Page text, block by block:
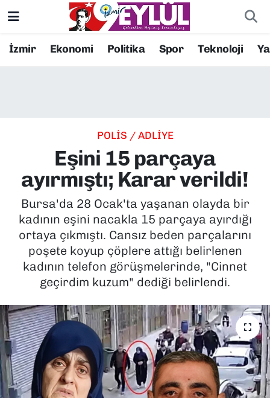
İzmir Ekonomi Politika Spor Teknoloji
POLİS / ADLİYE
Eşini 15 parçaya
ayırmıştı; Karar verildi!
Bursa'da 28 Ocak'ta yaşanan olayda bir
kadının eşini nacakla 15 parçaya ayırdığı
ortaya çıkmıştı. Cansız beden parçalarını
poşete koyup çöplere attığı belirlenen
kadının telefon görüşmelerinde, "Cinnet
geçirdim kuzum" dediği belirlendi.
Resmi İlanlar
EKONOMİ
KÜLTÜR SANAT
MAGAZİN
POLİTİKA
SAĞLIK
SPOR
TEKNOLOJİ
YAŞAM
Konak Nöbetçi Eczaneler
Süper Lig Puan Durumu ve Fikstür
Tüm Manşetler
Son Dakika Haberleri
Haber Arşivi